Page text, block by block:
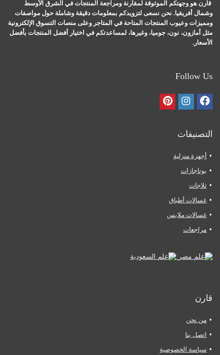
قارن هو وجهتكم الموثوقة لمقارنة ومراجعة المنتجات في الشرق الأوسط
وشمال أفريقيا. نحن نسعى لتزويدكم بمعلومات دقيقة وشاملة حول مواصفات
ومميزات وعيوب المنتجات المتاحة في المتاجر وعلى منصات التسوق الإلكترونية
مثل أمازون، نون، جوميا، وغيرها، لمساعدتكم في اختيار أفضل المنتجات بأفضل
الأسعار.
Follow Us
التصنيفات
أجهزة منزلية
بوتاجازات
ثلاجات
غسالات أطباق
غسالات ملابس
مراجعات
قارن
من نحن
اتصل بنا
سياسة الخصوصية